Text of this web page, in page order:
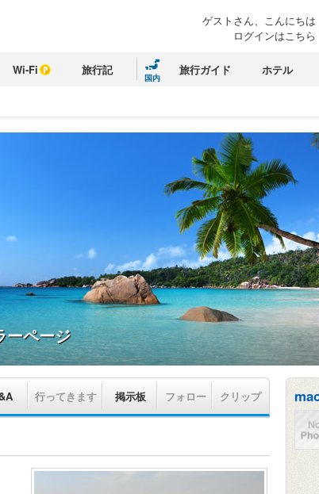
ゲストさん、こんにちは
ログインはこちら
Wi-Fi 旅行記
国内
旅行ガイド ホテル
ーページ
行ってきます 掲示板 フォロー クリップ